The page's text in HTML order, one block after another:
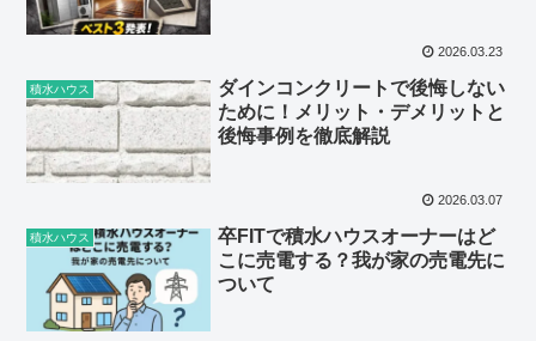
2026.03.23
積水ハウス
ダインコンクリートで後悔しない
ために！メリット・デメリットと
後悔事例を徹底解説
2026.03.07
積水ハウス
卒FITで積水ハウスオーナーはど
こに売電する？我が家の売電先に
ついて